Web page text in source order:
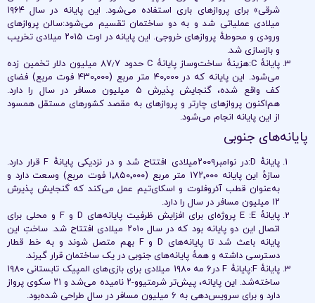
شرقی» برای پروازهای باری استفاده می‌شود. این پایانه در سال ۱۹۶۴
میلادی عملیاتی شد و به دو ساختمان تقسیم می‌شود:سالن پروازهای
ورودی و محوطهٔ پروازهای خروجی. این پایانه در اوت ۲۰۱۵ میلادی تخریب
و بازسازی شد.
پایانهٔ C:هزینهٔ ساخت‌وساز پایانهٔ C حدود ۸۷٫۷ میلیون دلار تخمین زده
می‌شود. این پایانه که در ۴۰٬۰۰۰ متر مربع (۴۳۰٬۰۰۰ فوت مربع) فضای
کف واقع شده، گنجایش پذیرش ۵ میلیون مسافر در سال را دارد.
هم‌اکنون پروازهای چارتر و پروازهای به مقصد کشورهای مستقل همسود
از این پایانه انجام می‌شود.
پایانه‌های جنوبی
پایانهٔ D:در نوامبر۲۰۰۹میلادی افتتاح شد و در نزدیکی پایانهٔ F قرار دارد.
سازهٔ این پایانه ۱۷۲٬۰۰۰ متر مربع (۱٬۸۵۰٬۰۰۰ فوت مربع) وسعت دارد و
به‌عنوان قطب آئروفلوت و اسکای‌تیم عمل می‌کند که گنجایش پذیرش
۱۲ میلیون مسافر در سال را دارد.
پایانهٔ E :E پروژه‌ای برای افزایش ظرفیت پایانه‌های D و F و محلی برای
اتصال این دو پایانه بود که در سال ۲۰۱۰ میلادی افتتاح شد. ساختِ این
پایانه باعث شد تا پایانه‌های D و F بهم متصل شوند و به خط قطار
دسترسی داشته و همهٔ پایانه‌های جنوبی در یک ساختمان قرار گیرند.
پایانهٔ F:پایانهٔ F در۶ مه ۱۹۸۰ میلادی برای بازی‌های المپیک تابستانی ۱۹۸۰
ساخته‌شد. این پایانه، پیش‌تر شرمتیوو-۲ نامیده می‌شد و ۲۱ سکوی پرواز
دارد و برای سرویس‌دهی به ۶ میلیون مسافر در سال طراحی شده‌بود.